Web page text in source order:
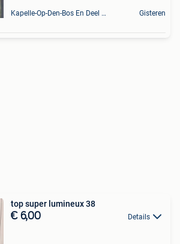
Kapelle-Op-Den-Bos En Deel Van Zemst Gisteren
top super lumineux 38
€ 6,00 Details